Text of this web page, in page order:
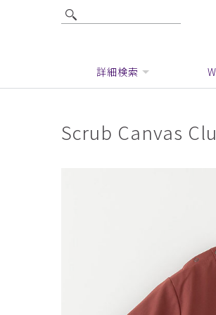
詳細検索
Scrub Canvas